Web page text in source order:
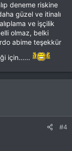
deneme riskine
güzel ve itinalı
ve işçilik
olmaz, belki
abime teşekkür
için......
#4